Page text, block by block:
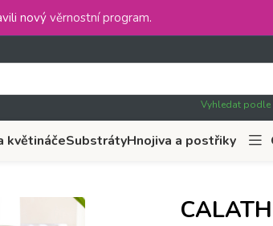
nový věrnostní program.
Vyhledat podle
květináčeSubstrátyHnojiva a postřiky